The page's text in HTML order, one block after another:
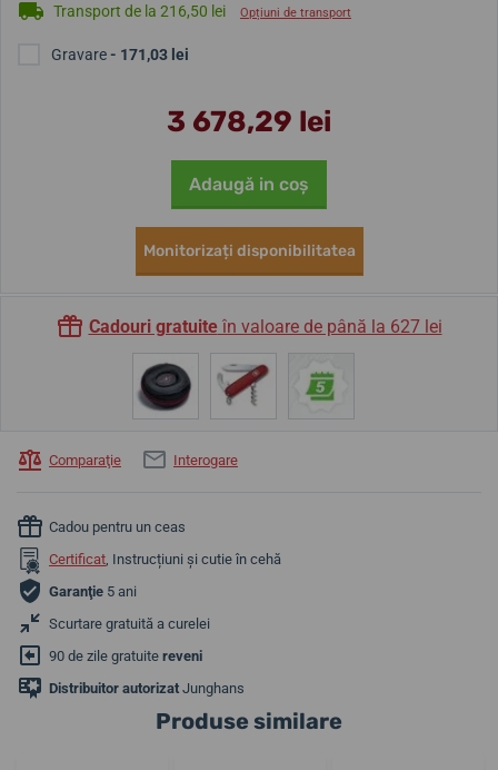
Transport de la 216,50 lei Opțiuni de transport
Gravare- 171,03 lei
3 678,29 lei
Adaugă in coş
Monitorizați disponibilitatea
Cadouri gratuiteîn valoare de până la 627 lei
Comparaţie Interogare
Cadou pentru un ceas
Certificat, Instrucțiuni și cutie în cehă
Garanţie 5 ani
Scurtare gratuită a curelei
90 de zile gratuite reveni
Distribuitor autorizat Junghans
Produse similare